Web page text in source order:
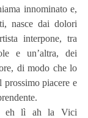
innominato e,
nasce dai dolori
interpone, tra
e un’altra, dei
di modo che lo
prossimo piacere e
eh lì ah la Vici